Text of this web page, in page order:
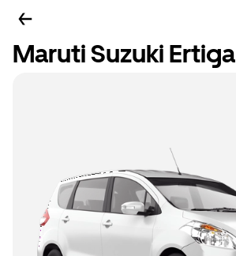
Maruti Suzuki Ertiga